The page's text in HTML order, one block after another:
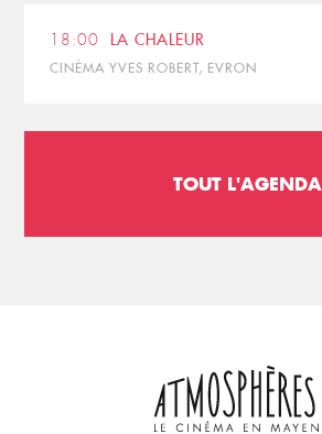
18:00 LA CHALEUR
CINÉMA YVES ROBERT, EVRON
TOUT L'AGENDA